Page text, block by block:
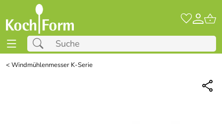
<Windmühlenmesser K-Serie